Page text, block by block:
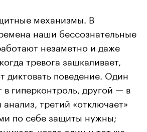
механизмы. В
наши бессознательные
незаметно и даже
тревога зашкаливает,
диктовать поведение. Один
в гиперконтроль, другой — в
третий «отключает»
по себе защиты нужны;